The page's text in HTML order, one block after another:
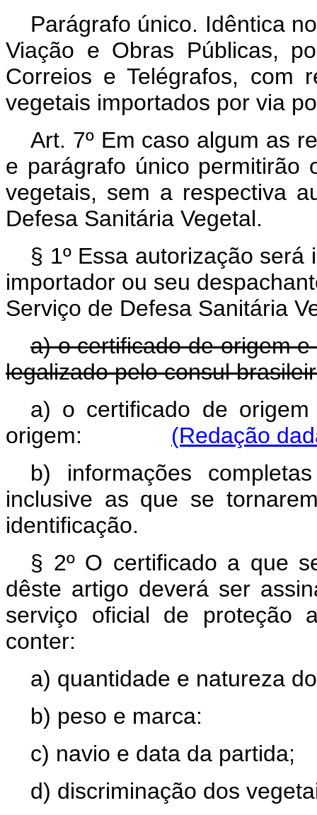
Parágrafo único. Idêntica
Viação e Obras Públicas,
Correios e Telégrafos, com
vegetais importados por via
Art. 7º Em caso algum as
e parágrafo único permitirão
vegetais, sem a respectiva
Defesa Sanitária Vegetal.
§ 1º Essa autorização
importador ou seu
Serviço de Defesa Sanitária
a) o certificado de origem
legalizado pelo consul
a) o certificado de
origem: (Redação
b) informações
inclusive as que se
identificação.
§ 2º O certificado a que
dêste artigo deverá ser
serviço oficial de proteção
conter:
a) quantidade e natureza
b) peso e marca:
c) navio e data da partida;
d) discriminação dos